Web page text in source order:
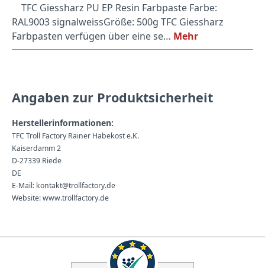
TFC Giessharz PU EP Resin Farbpaste Farbe:
RAL9003 signalweissGröße: 500g TFC Giessharz
Farbpasten verfügen über eine se… Mehr
Angaben zur Produktsicherheit
Herstellerinformationen:
TFC Troll Factory Rainer Habekost e.K.
Kaiserdamm 2
D-27339 Riede
DE
E-Mail: kontakt@trollfactory.de
Website: www.trollfactory.de